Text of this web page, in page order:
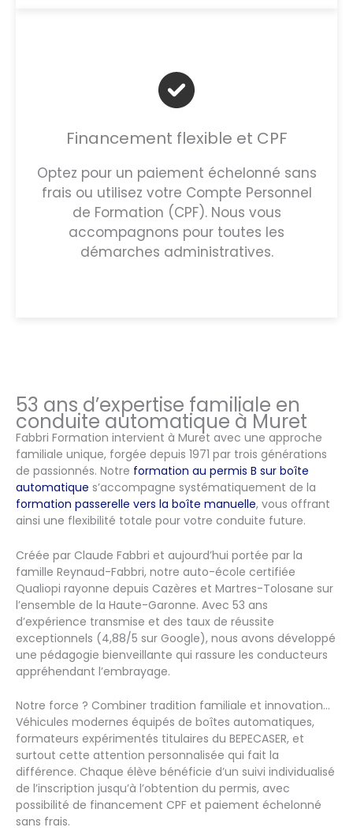
Financement flexible et CPF
Optez pour un paiement échelonné sans
frais ou utilisez votre Compte Personnel
de Formation (CPF). Nous vous
accompagnons pour toutes les
démarches administratives.
53 ans d’expertise familiale en
conduite automatique à Muret
Fabbri Formation intervient à Muret avec une approche
familiale unique, forgée depuis 1971 par trois générations
de passionnés. Notre formation au permis B sur boîte
automatique s’accompagne systématiquement de la
formation passerelle vers la boîte manuelle, vous offrant
ainsi une flexibilité totale pour votre conduite future.
Créée par Claude Fabbri et aujourd’hui portée par la
famille Reynaud-Fabbri, notre auto-école certifiée
Qualiopi rayonne depuis Cazères et Martres-Tolosane sur
l’ensemble de la Haute-Garonne. Avec 53 ans
d’expérience transmise et des taux de réussite
exceptionnels (4,88/5 sur Google), nous avons développé
une pédagogie bienveillante qui rassure les conducteurs
appréhendant l’embrayage.
Notre force ? Combiner tradition familiale et innovation…
Véhicules modernes équipés de boîtes automatiques,
formateurs expérimentés titulaires du BEPECASER, et
surtout cette attention personnalisée qui fait la
différence. Chaque élève bénéficie d’un suivi individualisé
de l’inscription jusqu’à l’obtention du permis, avec
possibilité de financement CPF et paiement échelonné
sans frais.